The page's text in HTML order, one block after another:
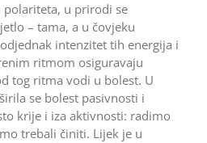
polariteta, u prirodi se
– tama, a u čovjeku
intenzitet tih energija i
ritmom osiguravaju
tog ritma vodi u bolest. U
se bolest pasivnosti i
krije i iza aktivnosti: radimo
trebali činiti. Lijek je u